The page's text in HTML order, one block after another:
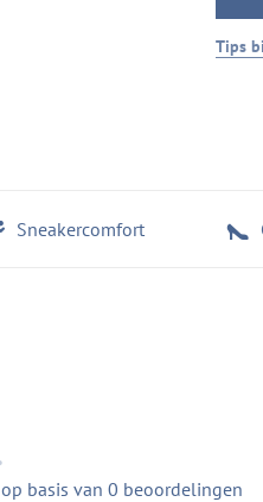
Tips
Sneakercomfort
basis van 0 beoordelingen